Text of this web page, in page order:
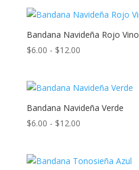
desde
$6.00
Bandana Navideña Rojo Vino
$6.00 - $12.00Rango
desde
$6.00
Bandana Navideña Verde
$6.00 - $12.00Rango
desde